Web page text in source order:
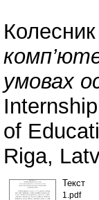
умовах
of
Riga,
Текст
1.pdf